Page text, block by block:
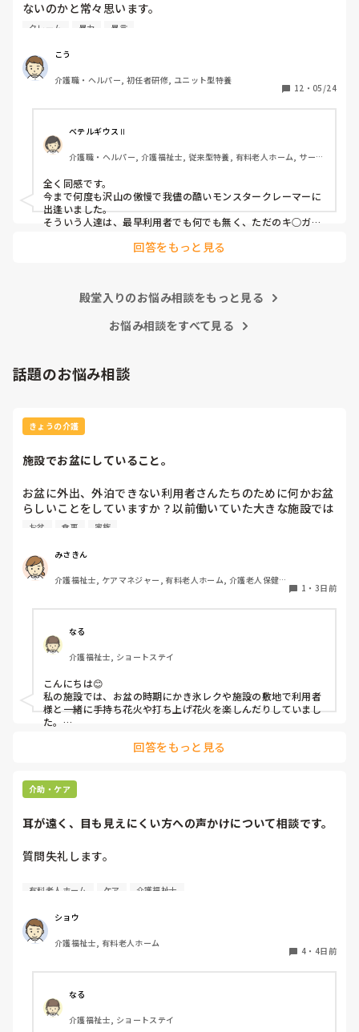
ないのかと常々思います。
いる感じは否めません。
特に、利用者からの暴力・暴言、家族からのクレームをいつ
までも我慢するのは心情としておかしいのではと思います。
介護職員というより福祉人として間違っている考えだとは思
いますが、割りきって仕事をしていく必要があるのでしょう
心身をやられたりしたら、介護職員をやりたくなくなると思
うんですよね。
クレーム 暴力 暴言
こう
介護職・ヘルパー, 初任者研修, ユニット型特養
12 ・ 05/24
ベテルギウスⅡ
介護職・ヘルパー, 介護福祉士, 従来型特養, 有料老人ホーム, サービ
ット型特養
全く同感です。
今まで何度も沢山の傲慢で我儘の酷いモンスタークレーマーに
出逢いました。
そういう人達は、最早利用者でも何でも無く、ただのキ○ガイ
無理難題を言って来るこの人達には、毅然とした態度や対応が
まり、精神がやられた結果辞めて行きます。
治体や他職種にも拡大して、介護職に取っても働きやすい職場
回答をもっと見る
殿堂入りのお悩み相談をもっと見る
お悩み相談をすべて見る
話題のお悩み相談
きょうの介護
施設でお盆にしていること。
お盆に外出、外泊できない利用者さんたちのために何かお盆
らしいことをしていますか？以前働いていた大きな施設では
実際に住職さんを呼びご焼香できるようにそれ用のスペース
族が面会に来る…などでした。お盆まであと少しです。何か
していることがあればぜひシェアよろしくお願いします。
お盆 食事 家族
みさきん
介護福祉士, ケアマネジャー, 有料老人ホーム, 介護老人保健施
1 ・ 3日前
なる
介護福祉士, ショートステイ
こんにちは😊
私の施設では、お盆の時期にかき氷レクや施設の敷地で利用者
様と一緒に手持ち花火や打ち上げ花火を楽しんだりしていまし
た。
利用者様にとっても良い経験にもなりますね！
回答をもっと見る
介助・ケア
耳が遠く、目も見えにくい方への声かけについて相談です。
質問失礼します。
耳が遠く、目もあまり見えていない利用者様への声かけにつ
現在、私は「大きな声で、ゆっくり耳元でお話しする」とい
う方法で対応しています。
聞き取れると安心していただける方なので何とか理解しても
かり、痛めてしまうことがあります。
みなさんの職場で、このような方と関わる際に工夫している
ことや、喉に負担をかけずに意思疎通ができる良い方法など
有料老人ホーム ケア 介護福祉士
ショウ
介護福祉士, 有料老人ホーム
4 ・ 4日前
なる
介護福祉士, ショートステイ